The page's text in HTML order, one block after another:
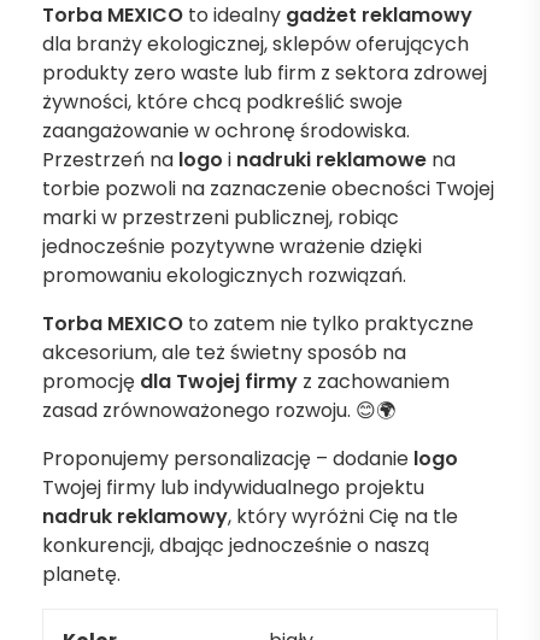
Torba MEXICO to idealny gadżet reklamowy
dla branży ekologicznej, sklepów oferujących
produkty zero waste lub firm z sektora zdrowej
żywności, które chcą podkreślić swoje
zaangażowanie w ochronę środowiska.
Przestrzeń na logo i nadruki reklamowe na
torbie pozwoli na zaznaczenie obecności Twojej
marki w przestrzeni publicznej, robiąc
jednocześnie pozytywne wrażenie dzięki
promowaniu ekologicznych rozwiązań.
Torba MEXICO to zatem nie tylko praktyczne
akcesorium, ale też świetny sposób na
promocję dla Twojej firmy z zachowaniem
zasad zrównoważonego rozwoju. 😊🌍
Proponujemy personalizację – dodanie logo
Twojej firmy lub indywidualnego projektu
nadruk reklamowy, który wyróżni Cię na tle
konkurencji, dbając jednocześnie o naszą
planetę.